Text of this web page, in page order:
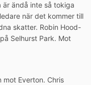
ändå inte så tokiga
när det kommer till
skatter. Robin Hood-
Selhurst Park. Mot
Everton. Chris